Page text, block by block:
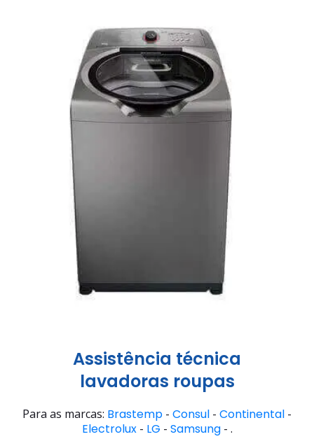
Assistência técnica
lavadoras roupas
Para as marcas: Brastemp - Consul - Continental -
Electrolux- LG - Samsung- .